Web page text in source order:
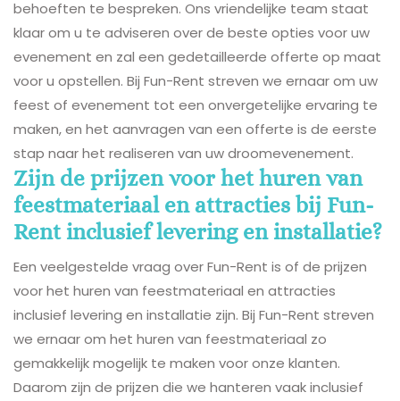
behoeften te bespreken. Ons vriendelijke team staat
klaar om u te adviseren over de beste opties voor uw
evenement en zal een gedetailleerde offerte op maat
voor u opstellen. Bij Fun-Rent streven we ernaar om uw
feest of evenement tot een onvergetelijke ervaring te
maken, en het aanvragen van een offerte is de eerste
stap naar het realiseren van uw droomevenement.
Zijn de prijzen voor het huren van
feestmateriaal en attracties bij Fun-
Rent inclusief levering en installatie?
Een veelgestelde vraag over Fun-Rent is of de prijzen
voor het huren van feestmateriaal en attracties
inclusief levering en installatie zijn. Bij Fun-Rent streven
we ernaar om het huren van feestmateriaal zo
gemakkelijk mogelijk te maken voor onze klanten.
Daarom zijn de prijzen die we hanteren vaak inclusief